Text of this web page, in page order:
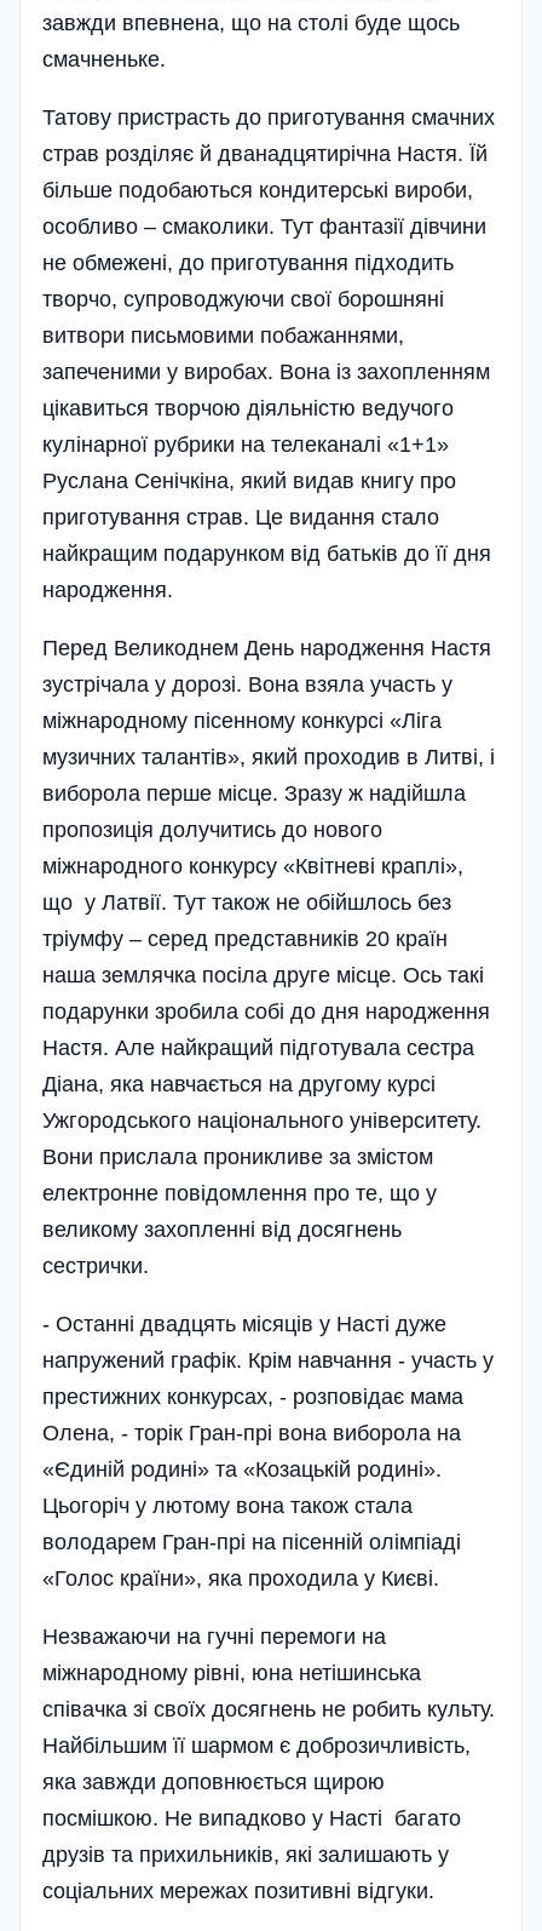
завжди впевнена, що на столі буде щось
смачненьке.
Татову пристрасть до приготування смачних
страв розділяє й дванадцятирічна Настя. Їй
більше подобаються кондитерські вироби,
особливо – смаколики. Тут фантазії дівчини
не обмежені, до приготування підходить
творчо, супрово­джуючи свої борошняні
витвори письмовими побажаннями,
запеченими у виробах. Вона із захопленням
цікавиться творчою діяльністю ведучого
кулінарної рубрики на телеканалі «1+1»
Руслана Сеніч­кіна, який видав книгу про
приготування страв. Це видання стало
найкращим подарунком від батьків до її дня
народження.
Перед Великоднем День народження Настя
зустрічала у дорозі. Вона взяла участь у
міжнародному пісенному конкурсі «Ліга
музичних талантів», який проходив в Литві, і
виборола перше місце. Зразу ж надійшла
пропозиція долучитись до нового
міжнародного конкурсу «Квітневі краплі»,
що у Латвії. Тут також не обійшлось без
тріумфу – серед представників 20 країн
наша землячка посіла друге місце. Ось такі
подарунки зробила собі до дня народження
Настя. Але найкращий підготувала сестра
Діана, яка навчається на другому курсі
Ужгородського національного університету.
Вони прислала проникливе за змістом
електронне повідомлення про те, що у
великому захопленні від досягнень
сестрички­.
- Останні двадцять місяців у Насті дуже
напружений графік. Крім навчання - участь у
престижних конкурсах, - розповідає мама
Олена, - торік Гран-прі вона виборола на
«Єдиній родині» та «Козацькій родині».
Цьогоріч у лютому вона також стала
володарем Гран-прі на пісенній олімпіаді
«Голос країни», яка проходила у Києві.
Незважаючи на гучні перемоги на
міжнародному рівні, юна нетішинська
співачка зі своїх досягнень не робить культу.
Найбільшим її шармом є доброзичливість,
яка завжди доповнюється щирою
посмішкою. Не випадково у Насті багато
друзів та прихильників, які залишають у
соціальних мережах позитивні відгуки.